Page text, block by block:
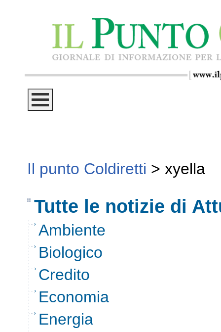
Il punto Coldiretti > xyella
Tutte le notizie di
Ambiente
Biologico
Credito
Economia
Energia